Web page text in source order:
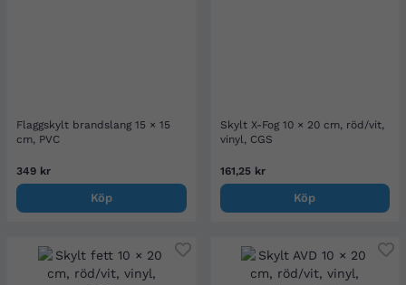
Flaggskylt brandslang 15 × 15
cm, PVC
349 kr
Köp
Skylt X-Fog 10 × 20 cm, röd/vit,
vinyl, CGS
161,25 kr
Köp